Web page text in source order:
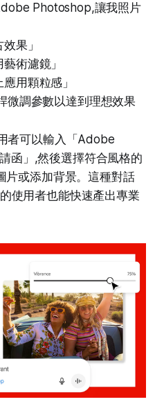
Photoshop,讓我照片
果」
術濾鏡」
用顆粒感」
微調參數以達到理想效果​
者可以輸入「Adobe
函」,然後選擇符合風格的
片或添加背景。這種對話
使用者也能快速產出專業